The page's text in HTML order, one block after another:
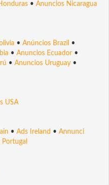
• Anuncios Nicaragua
• Anúncios Brazil •
• Anuncios Ecuador •
• Anuncios Uruguay •
USA
• Ads Ireland • Annunci